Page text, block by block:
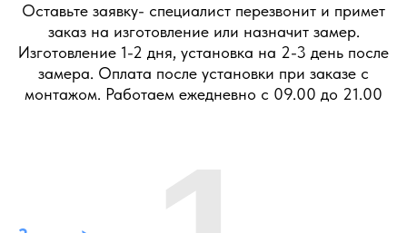
Оставьте заявку- специалист перезвонит и примет
заказ на изготовление или назначит замер.
Изготовление 1-2 дня, установка на 2-3 день после
замера. Оплата после установки при заказе с
монтажом. Работаем ежедневно с 09.00 до 21.00